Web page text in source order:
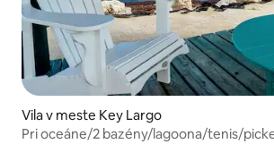
Vila v meste Key Largo
Pri oceáne/2 bazény/lagoona/tenis/